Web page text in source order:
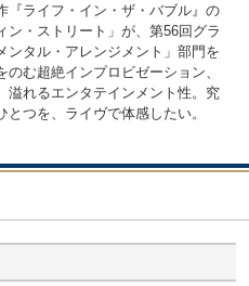
『ライフ・イン・ザ・バブル』の
ン・ストリート」が、第56回グラ
ンタル・アレンジメント」部門を
む超絶インプロビゼーション、
溢れるエンタテインメント性。究
つを、ライヴで体感したい。